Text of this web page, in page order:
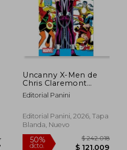
Uncanny X-Men de
Chris Claremont
Vol.05 (Marvel
Omnibus)
Editorial Panini
Editorial Panini, 2026, Tapa
Blanda, Nuevo